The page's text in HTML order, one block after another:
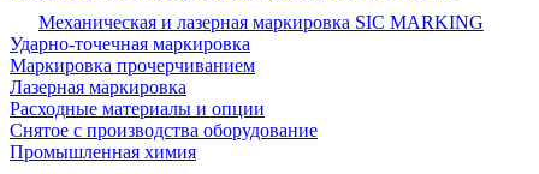
Механическая и лазерная маркировка SIC MARKING
Ударно-точечная маркировка
Маркировка прочерчиванием
Лазерная маркировка
Расходные материалы и опции
Снятое с производства оборудование
Промышленная химия